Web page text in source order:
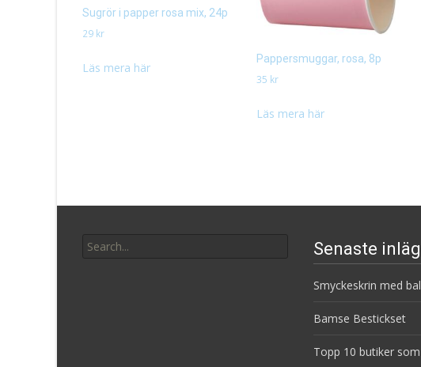
Sugrör i papper rosa mix, 24p
29 kr
Läs mera här
Pappersmuggar, rosa, 8p
35 kr
Läs mera här
for:
Senaste
Smyckeskrin med
Bamse Bestickset
Topp 10 butiker